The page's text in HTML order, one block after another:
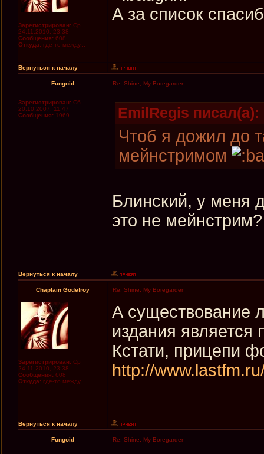
Зарегистрирован: Ср
24.11.2010, 23:38
Сообщения: 608
Откуда: где-то между...
А за список
Вернуться к началу
Fungoid Re: Shine, My Boregarden
Зарегистрирован: Сб
20.10.2007, 11:47
Сообщения: 1969 EmilRegis писал(а):
Чтоб я дожил до
мейнстримом
Блинский, у меня
это не мейнстрим?
Вернуться к началу
Chaplain Godefroy Re: Shine, My Boregarden
Зарегистрирован: Ср
24.11.2010, 23:38
Сообщения: 608
Откуда: где-то между...
А существование
издания
Кстати, прицепи
http://
Вернуться к началу
Fungoid Re: Shine, My Boregarden